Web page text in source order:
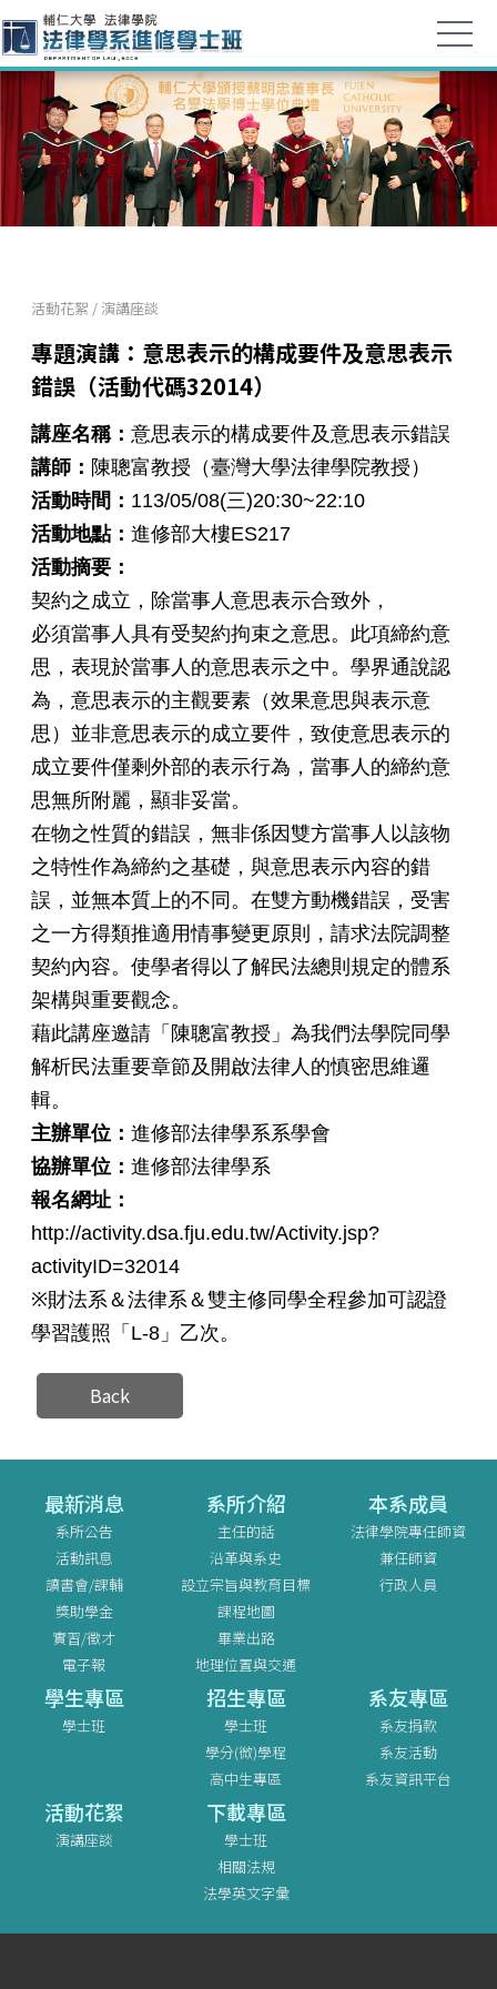
活動花絮 /演講座談
專題演講：意思表示的構成要件及意思表示
錯誤（活動代碼32014）
講座名稱：意思表示的構成要件及意思表示錯誤
講師： 陳聰富教授（臺灣大學法律學院教授）
活動時間： 113/05/08(三)20:30~22:10
活動地點：進修部大樓ES217
活動摘要：
契約之成立，除當事人意思表示合致外，
必須當事人具有受契約拘束之意思。此項締約意
思，表現於當事人的意思表示之中。學界通說認
為，意思表示的主觀要素（效果意思與表示意
思）並非意思表示的成立要件，致使意思表示的
成立要件僅剩外部的表示行為，當事人的締約意
思無所附麗，顯非妥當。
在物之性質的錯誤，無非係因雙方當事人以該物
之特性作為締約之基礎，與意思表示內容的錯
誤，並無本質上的不同。在雙方動機錯誤，受害
之一方得類推適用情事變更原則，請求法院調整
契約內容。使學者得以了解民法總則規定的體系
架構與重要觀念。
藉此講座邀請「陳聰富教授」為我們法學院同學
解析民法重要章節及開啟法律人的慎密思維邏
輯。
主辦單位：進修部法律學系系學會
協辦單位：進修部法律學系
報名網址：
http://activity.dsa.fju.edu.tw/Activity.jsp?
activityID=32014
※財法系＆法律系＆雙主修同學全程參加可認證
學習護照「L-8」乙次。
Back
最新消息
系所公告
活動訊息
讀書會/課輔
獎助學金
實習/徵才
電子報
系所介紹
主任的話
沿革與系史
設立宗旨與教育目標
課程地圖
畢業出路
地理位置與交通
本系成員
法律學院專任師資
兼任師資
行政人員
學生專區
學士班
招生專區
學士班
學分(微)學程
高中生專區
系友專區
系友捐款
系友活動
系友資訊平台
活動花絮
演講座談
下載專區
學士班
相關法規
法學英文字彙